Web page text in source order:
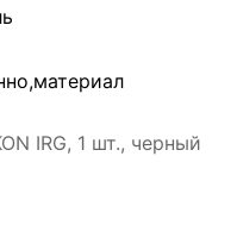
IRG, 1 шт., черный